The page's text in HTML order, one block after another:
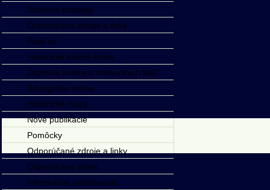
Súborné katalógy
Odporúčané zdroje a linky
Pošli tip
Historické knižné fondy
Digitálne knižnice historických tlačí
Bibliografie online
Historické mapy
Nové publikácie
Pomôcky
Odporúčané zdroje a linky
Odporúčané videá
Informačné vzdelávanie